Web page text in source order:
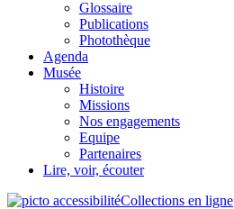
Glossaire
Publications
Photothèque
Agenda
Musée
Histoire
Missions
Nos engagements
Equipe
Partenaires
Lire, voir, écouter
Collections en ligne